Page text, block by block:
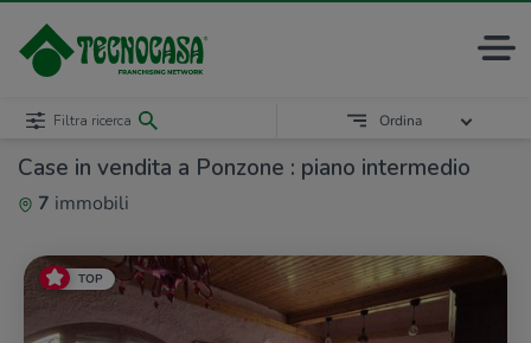
Case in vendita a Ponzone : piano intermedio
7 immobili
Filtra ricerca Ordina
TOP